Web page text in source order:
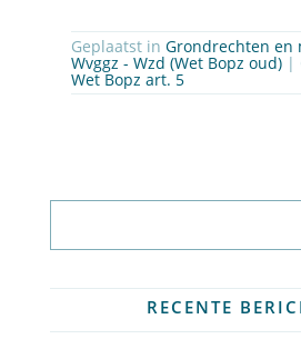
Geplaatst in Grondrechten en
Wvggz - Wzd (Wet Bopz oud) |
Wet Bopz art. 5
RECENTE